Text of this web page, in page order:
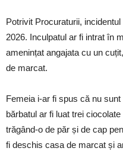
Potrivit Procuraturii,
2026. Inculpatul ar fi intrat în
amenințat angajata cu un
de marcat.
Femeia i-ar fi spus că nu
bărbatul ar fi luat trei
trăgând-o de păr și de cap
fi deschis casa de marcat și